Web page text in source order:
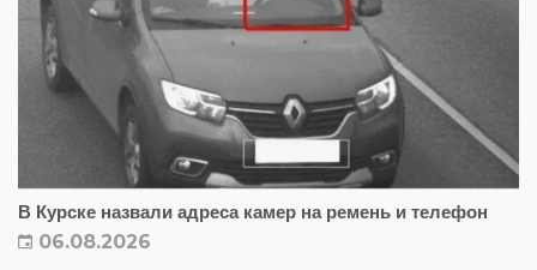
В Курске назвали адреса камер на ремень и телефон
06.08.2026